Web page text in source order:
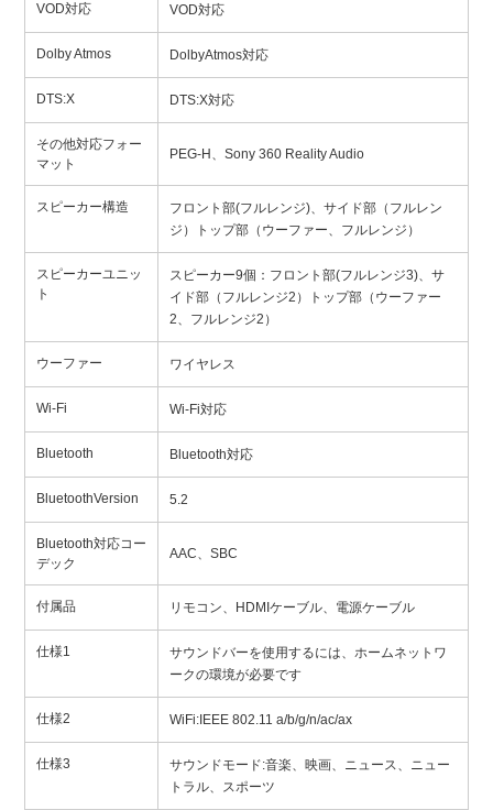
VOD対応 VOD対応
Dolby Atmos DolbyAtmos対応
DTS:X DTS:X対応
その他対応フォー
マット
PEG-H、Sony 360 Reality Audio
スピーカー構造
フロント部(フルレンジ)、サイド部（フルレン
ジ）トップ部（ウーファー、フルレンジ）
スピーカーユニッ
ト
スピーカー9個：フロント部(フルレンジ3)、サ
イド部（フルレンジ2）トップ部（ウーファー
2、フルレンジ2）
ウーファー ワイヤレス
Wi-Fi Wi-Fi対応
Bluetooth Bluetooth対応
BluetoothVersion 5.2
Bluetooth対応コー
デック
AAC、SBC
付属品 リモコン、HDMIケーブル、電源ケーブル
仕様1
サウンドバーを使用するには、ホームネットワ
ークの環境が必要です
仕様2 WiFi:IEEE 802.11 a/b/g/n/ac/ax
仕様3
サウンドモード:音楽、映画、ニュース、ニュー
トラル、スポーツ